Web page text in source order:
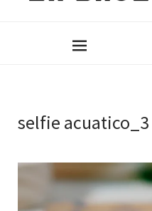
selfie acuatico_3